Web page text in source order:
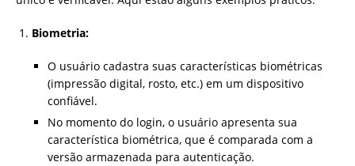
Biometria:
O usuário cadastra suas características biométricas
(impressão digital, rosto, etc.) em um dispositivo
confiável.
No momento do login, o usuário apresenta sua
característica biométrica, que é comparada com a
versão armazenada para autenticação.